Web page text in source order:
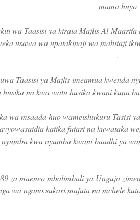
mama huyo
wa Taasisi ya kiraia Majlis Al-Maarifa
usawa wa upatakinaji wa mahitaji
.
Taasisi ya Majlis imeamua kwenda
husika na kwa watu husika kwani kuna
wa msaada huo wameishukuru Tasisi
katika futari na kuwataka
kwa nyumba kwani baadhi ya
za maeneo mbalimbali ya Unguja
wa ngano,sukari,mafuta na mchele